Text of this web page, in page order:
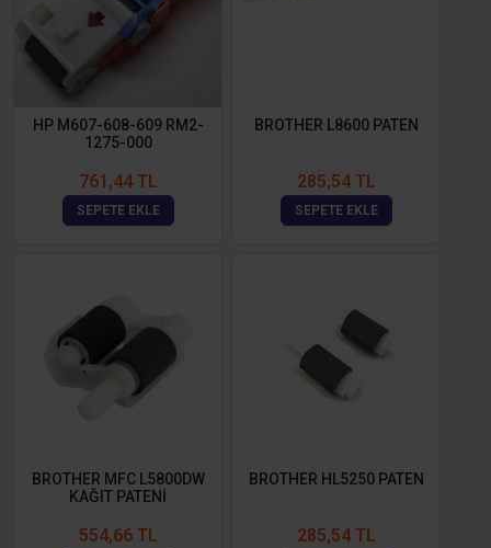
HP M607-608-609 RM2-
1275-000
761,44 TL
SEPETE EKLE
BROTHER L8600 PATEN
285,54 TL
SEPETE EKLE
BROTHER MFC L5800DW
KAĞIT PATENİ
554,66 TL
BROTHER HL5250 PATEN
285,54 TL